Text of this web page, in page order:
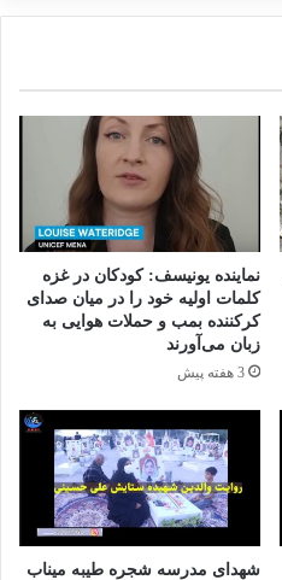
نماینده یونیسف: کودکان در غزه
کلمات اولیه خود را در میان صدای
کرکننده بمب و حملات هوایی به
زبان می‌آورند
3 هفته پیش
شهدای مدرسه شجره طیبه میناب